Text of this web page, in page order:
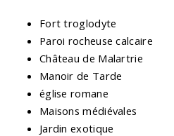
Fort troglodyte
Paroi rocheuse calcaire
Château de Malartrie
Manoir de Tarde
église romane
Maisons médiévales
Jardin exotique